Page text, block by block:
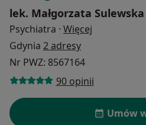
lek. Małgorzata Sulewska
Psychiatra · Więcej
Gdynia 2 adresy
Nr PWZ: 8567164
90 opinii
Umów